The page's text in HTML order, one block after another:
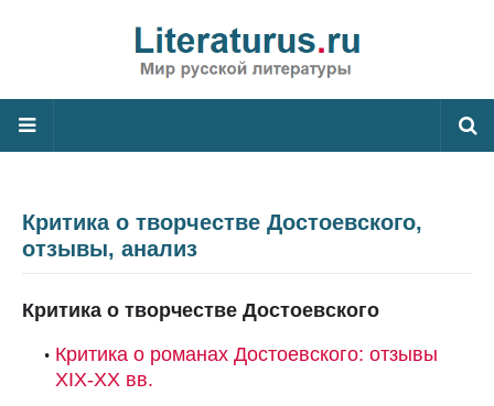
Критика о творчестве Достоевского,
отзывы, анализ
Критика о творчестве Достоевского
Критика о романах Достоевского: отзывы
XIX-XX вв.